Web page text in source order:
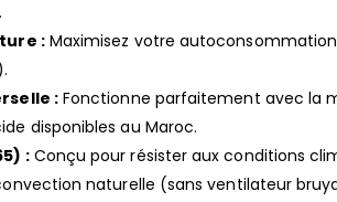
:Maximisez votre
:Fonctionne parfaitement avec la
disponibles au Maroc.
:Conçu pour résister aux conditions
naturelle (sans ventilateur